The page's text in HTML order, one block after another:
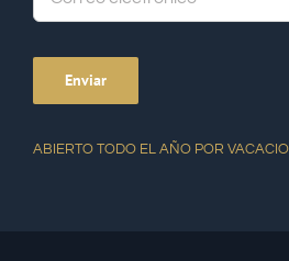
ABIERTO TODO EL AÑO POR